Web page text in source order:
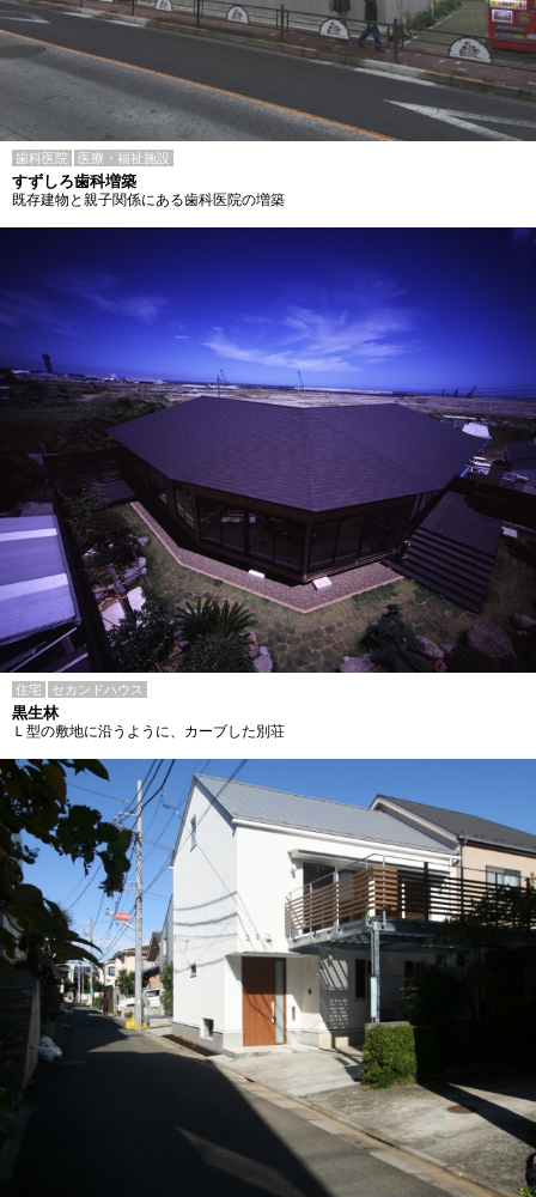
歯科医院 医療・福祉施設
すずしろ歯科増築
既存建物と親子関係にある歯科医院の増築
住宅 セカンドハウス
黒生林
Ｌ型の敷地に沿うように、カーブした別荘